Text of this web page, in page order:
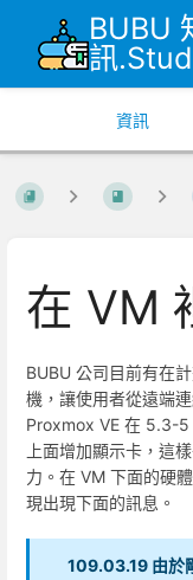
BUBU
訊
資訊
在 VM
BUBU 公司目前有在
機，讓使用者從遠端
Proxmox VE 在 5.3-5
上面增加顯示卡，這
力。在 VM 下面的硬
現出現下面的訊息。
109.03.19 由於